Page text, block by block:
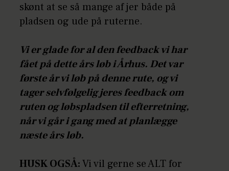
skønt at se så mange af jer både på
pladsen og ude på ruterne.
Vi er glade for al den feedback vi har
fået på dette års løb i Århus. Det var
første år vi løb på denne rute, og vi
tager selvfølgelig jeres feedback om
ruten og løbspladsen til efterretning,
når vi går i gang med at planlægge
næste års løb.
HUSK OGSÅ:Vi vil gerne se ALT for